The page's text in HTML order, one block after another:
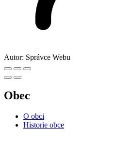
Autor: Správce Webu
Obec
O obci
Historie obce